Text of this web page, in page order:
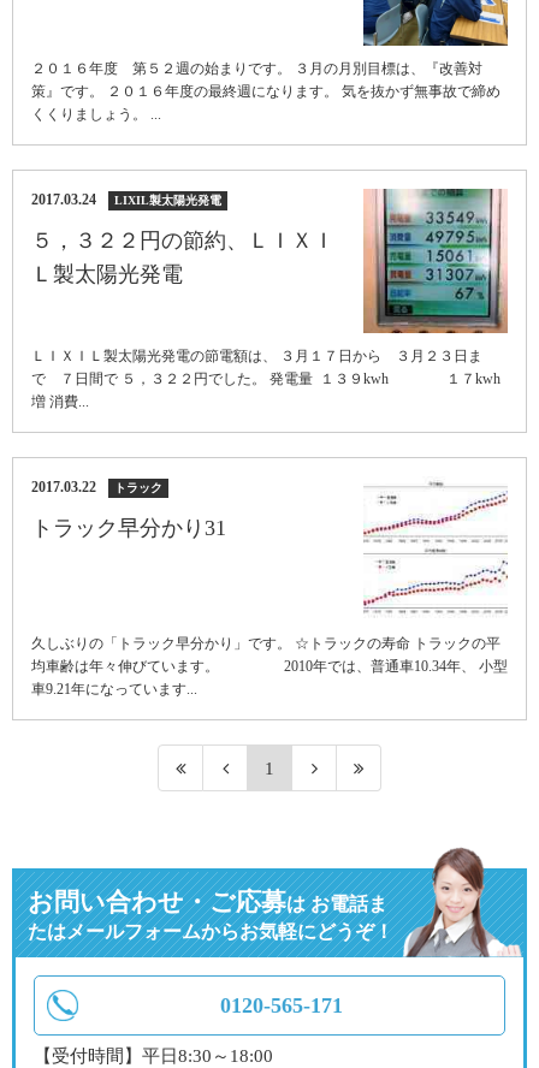
２０１６年度 第５２週の始まりです。 ３月の月別目標は、『改善対
策』です。 ２０１６年度の最終週になります。 気を抜かず無事故で締め
くくりましょう。 ...
2017.03.24 LIXIL製太陽光発電
５，３２２円の節約、ＬＩＸＩ
Ｌ製太陽光発電
ＬＩＸＩＬ製太陽光発電の節電額は、 ３月１７日から ３月２３日ま
で ７日間で ５，３２２円でした。 発電量 １３９kwh １７kwh
増 消費...
2017.03.22 トラック
トラック早分かり31
久しぶりの「トラック早分かり」です。 ☆トラックの寿命 トラックの平
均車齢は年々伸びています。 2010年では、普通車10.34年、 小型
車9.21年になっています...
1
お問い合わせ・ご応募はお電話ま
たはメールフォームからお気軽にどうぞ！
0120-565-171
【受付時間】平日8:30～18:00